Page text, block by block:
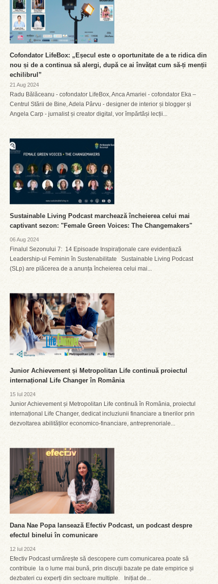
Cofondator LifeBox: „Eșecul este o oportunitate de a te ridica din
nou și de a continua să alergi, după ce ai învățat cum să-ți menții
echilibrul”
21 Aug 2024
Radu Bălăceanu - cofondator LifeBox, Anca Amariei - cofondator Eka –
Centrul Stării de Bine, Adela Pârvu - designer de interior și blogger și
Angela Carp - jurnalist și creator digital, vor împărtăși lecții...
Sustainable Living Podcast marchează încheierea celui mai
captivant sezon: "Female Green Voices: The Changemakers"
06 Aug 2024
Finalul Sezonului 7: 14 Episoade Inspiraționale care evidențiază
Leadership-ul Feminin în Sustenabilitate Sustainable Living Podcast
(SLp) are plăcerea de a anunța încheierea celui mai...
Junior Achievement și Metropolitan Life continuă proiectul
internațional Life Changer în România
15 Iul 2024
Junior Achievement și Metropolitan Life continuă în România, proiectul
internațional Life Changer, dedicat incluziunii financiare a tinerilor prin
dezvoltarea abilităților economico-financiare, antreprenoriale...
Dana Nae Popa lansează Efectiv Podcast, un podcast despre
efectul binelui în comunicare
12 Iul 2024
Efectiv Podcast urmărește să descopere cum comunicarea poate să
contribuie la o lume mai bună, prin discuții bazate pe date empirice și
dezbateri cu experți din sectoare multiple. Inițiat de...